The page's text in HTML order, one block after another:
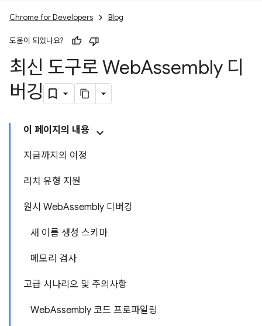
Chrome for Developers Blog
도움이 되었나요?
최신 도구로 WebAssembly 디
버깅
이 페이지의 내용
지금까지의 여정
리치 유형 지원
원시 WebAssembly 디버깅
새 이름 생성 스키마
메모리 검사
고급 시나리오 및 주의사항
WebAssembly 코드 프로파일링